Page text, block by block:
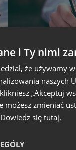
BUSINESS
BUR
i Ty nimi
że używamy
naszych
„Akceptuj
możesz zmieniać
się tutaj.